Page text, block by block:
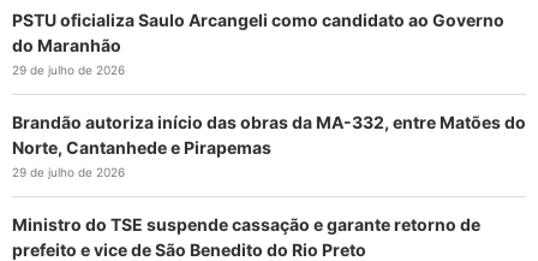
PSTU oficializa Saulo Arcangeli como candidato ao Governo
do Maranhão
29 de julho de 2026
Brandão autoriza início das obras da MA-332, entre Matões do
Norte, Cantanhede e Pirapemas
29 de julho de 2026
Ministro do TSE suspende cassação e garante retorno de
prefeito e vice de São Benedito do Rio Preto